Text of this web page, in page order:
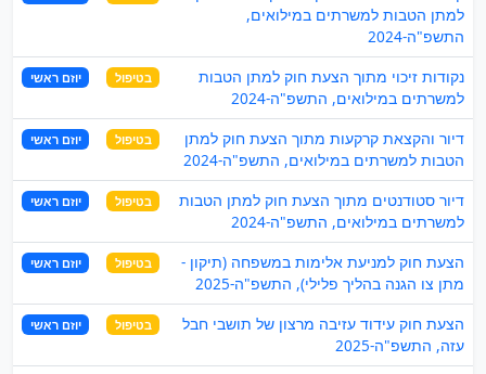
למתן הטבות למשרתים במילואים,
התשפ"ה-2024
נקודות זיכוי מתוך הצעת חוק למתן הטבות
למשרתים במילואים, התשפ"ה-2024
בטיפול יוזם ראשי
דיור והקצאת קרקעות מתוך הצעת חוק למתן
הטבות למשרתים במילואים, התשפ"ה-2024
בטיפול יוזם ראשי
דיור סטודנטים מתוך הצעת חוק למתן הטבות
למשרתים במילואים, התשפ"ה-2024
בטיפול יוזם ראשי
הצעת חוק למניעת אלימות במשפחה (תיקון -
מתן צו הגנה בהליך פלילי), התשפ"ה-2025
בטיפול יוזם ראשי
הצעת חוק עידוד עזיבה מרצון של תושבי חבל
עזה, התשפ"ה-2025
בטיפול יוזם ראשי